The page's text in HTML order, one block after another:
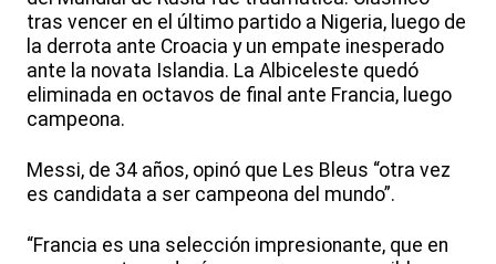
tras vencer en el último partido a Nigeria, luego de
la derrota ante Croacia y un empate inesperado
ante la novata Islandia. La Albiceleste quedó
eliminada en octavos de final ante Francia, luego
campeona.
Messi, de 34 años, opinó que Les Bleus “otra vez
es candidata a ser campeona del mundo”.
“Francia es una selección impresionante, que en